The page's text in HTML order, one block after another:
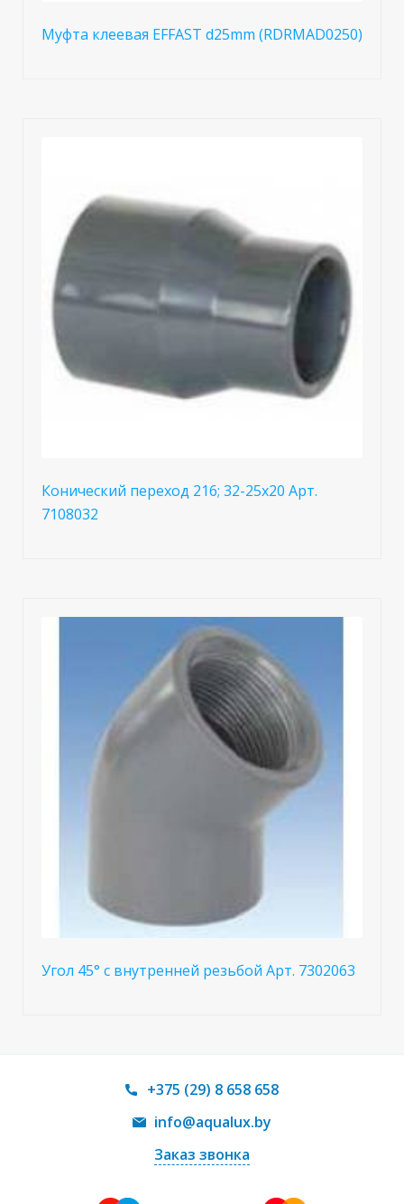
Муфта клеевая EFFAST d25mm (RDRMAD0250)
Конический переход 216; 32-25x20 Арт.
7108032
Угол 45° с внутренней резьбой Арт. 7302063
+375 (29) 8 658 658
info@aqualux.by
Заказ звонка